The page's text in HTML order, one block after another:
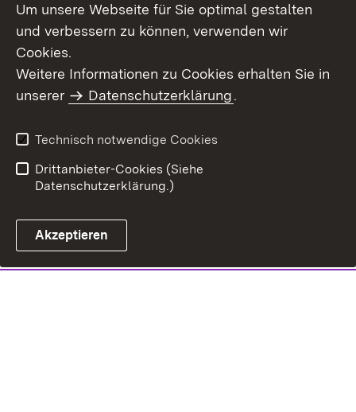
Um unsere Webseite für Sie optimal gestalten
und verbessern zu können, verwenden wir
Cookies.
Weitere Informationen zu Cookies erhalten Sie in
unserer
Datenschutzerklärung.
Technisch notwendige Cookies
Drittanbieter-Cookies (Siehe
Datenschutzerklärung.)
Akzeptieren